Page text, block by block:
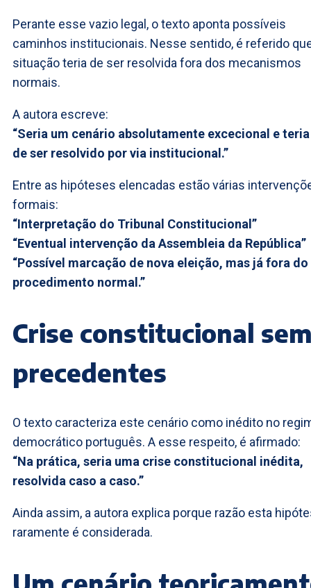
Perante esse vazio legal, o texto aponta possíveis
caminhos institucionais. Nesse sentido, é referido
situação teria de ser resolvida fora dos mecanismos
normais.
A autora escreve:
“Seria um cenário absolutamente excecional e teria
de ser resolvido por via institucional.”
Entre as hipóteses elencadas estão várias
formais:
“Interpretação do Tribunal Constitucional”
“Eventual intervenção da Assembleia da República”
“Possível marcação de nova eleição, mas já fora do
procedimento normal.”
Crise constitucional
precedentes
O texto caracteriza este cenário como inédito no
democrático português. A esse respeito, é afirmado:
“Na prática, seria uma crise constitucional inédita,
resolvida caso a caso.”
Ainda assim, a autora explica porque razão esta
raramente é considerada.